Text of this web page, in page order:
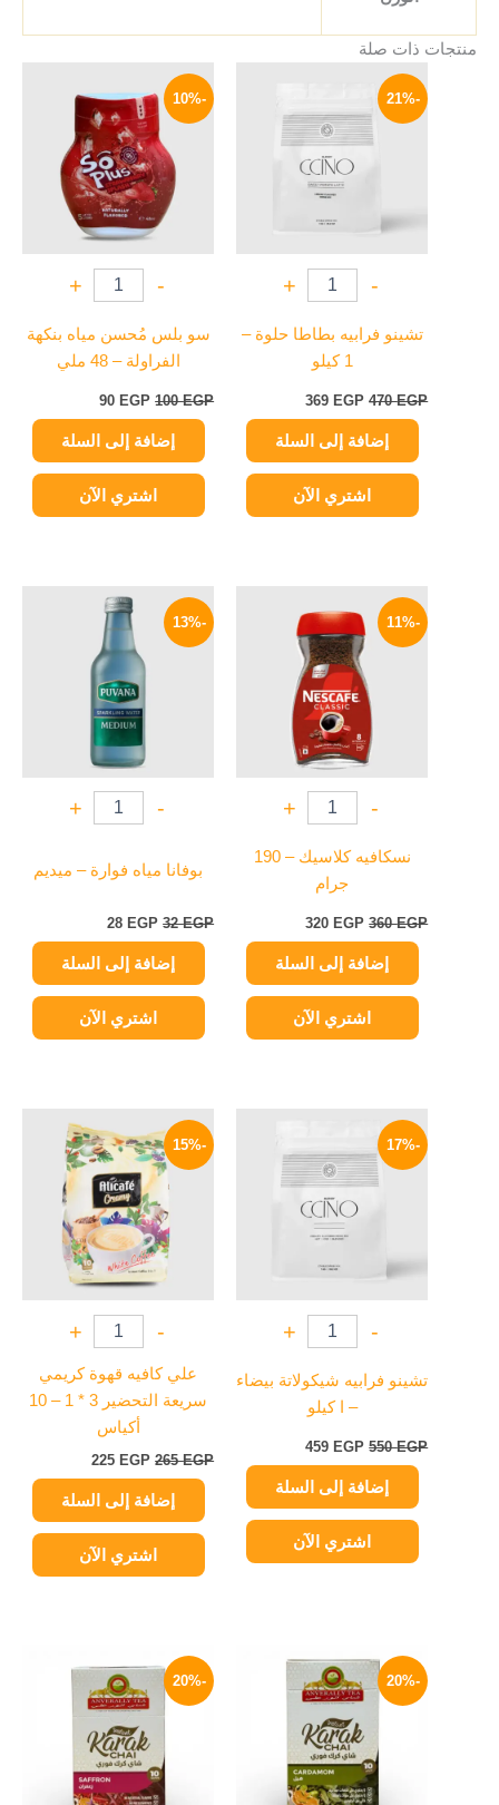
منتجات ذات صلة
-21%
-
+
تشينو فرابيه بطاطا حلوة –
1 كيلو
470EGP
470 EGP.
369 EGP
369 EGP.
إضافة إلى السلة
اشتري الآن
-10%
-
+
سو بلس مُحسن مياه بنكهة
الفراولة – 48 ملي
100EGP
الأصلي
هو:
100 EGP.
90 EGP
الحالي
هو:
90 EGP.
إضافة إلى السلة
اشتري الآن
-11%
-
+
نسكافيه كلاسيك – 190
جرام
360EGP
الأصلي
هو:
360 EGP.
320 EGP
الحالي
هو:
320 EGP.
إضافة إلى السلة
اشتري الآن
-13%
-
+
بوفانا مياه فوارة – ميديم
32EGP
السعر
الأصلي
28 EGP
السعر
الحالي
هو:
28 EGP.
إضافة إلى السلة
اشتري الآن
-17%
-
+
تشينو فرابيه شيكولاتة بيضاء
– ا كيلو
550EGP
هو:
550 EGP.
459 EGP
هو:
459 EGP.
إضافة إلى السلة
اشتري الآن
-15%
-
+
علي كافيه قهوة كريمي
سريعة التحضير 3 * 1 – 10
أكياس
265EGP
الأصلي
هو:
265 EGP.
225 EGP
الحالي
هو:
225 EGP.
إضافة إلى السلة
اشتري الآن
-20%
من
خلال
هناك
العديد
من
المختلفة
-20%
السعر:
⁦209 EGP⁩
هناك
العديد
من
المختلفة